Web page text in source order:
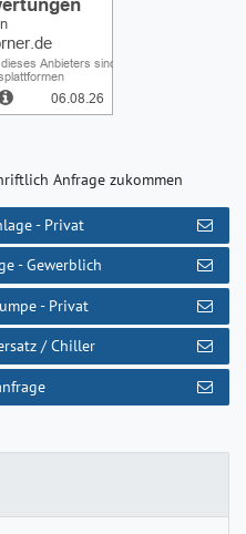
Anfrage zukommen
- Privat
- Gewerblich
- Privat
/ Chiller